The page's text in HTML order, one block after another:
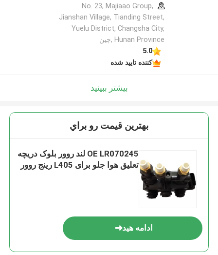
No. 23, Majiaao Group,
Jianshan Village, Tianding Street,
Yuelu District, Changsha City,
Hunan Province ,چین
5.0
کننده تایید شده
بیشتر ببینید
بهترين قيمت رو براي
OE LR070245 لند روور بلوک دریچه
تعلیق هوا جلو برای L405 رینج روور
ادامه هید